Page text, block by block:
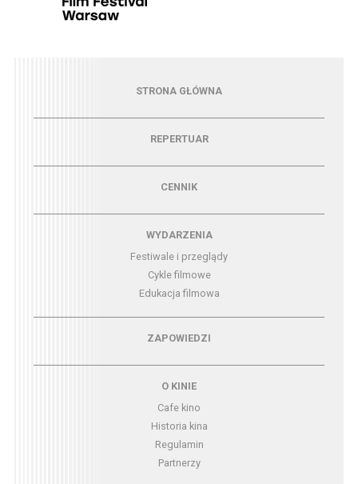
Menu - strona główna
STRONA GŁÓWNA
Menu - repertuarREPERTUAR
CENNIK
Menu - wydarzeniaWYDARZENIA
Festiwale i przeglądy
Cykle filmowe
Edukacja filmowa
Menu - zapowiedziZAPOWIEDZI
O KINIE
Cafe kino
Historia kina
Regulamin
Partnerzy